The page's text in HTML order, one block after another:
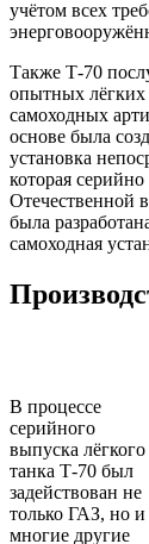
учётом всех
Также Т-70
опытных
самоходных
основе была
установка
которая
Отечественной
была
самоходная
В процессе
серийного
выпуска лёгкого
танка Т-70 был
задействован не
только ГАЗ, но и
многие другие